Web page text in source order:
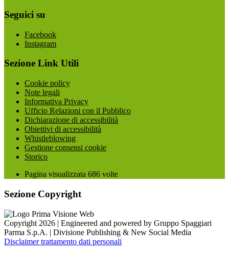
Seguici su
Facebook
Instagram
Sezione Link Utili
Cookie policy
Note legali
Informativa Privacy
Ufficio Relazioni con il Pubblico
Dichiarazione di accessibilità
Obiettivi di accessibilità
Whistleblowing
Gestione consensi cookie
Storico
Pagina visualizzata 686 volte
Sezione Copyright
Copyright 2026 | Engineered and powered by Gruppo Spaggiari
Parma S.p.A. | Divisione Publishing & New Social Media
Disclaimer trattamento dati personali